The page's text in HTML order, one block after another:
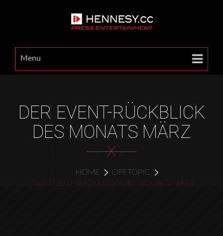
Menu
DER EVENT-RÜCKBLICK
DES MONATS MÄRZ
X
HOME
OFFTOPIC
DER EVENT-RÜCKBLICK DES MONATS MÄRZ